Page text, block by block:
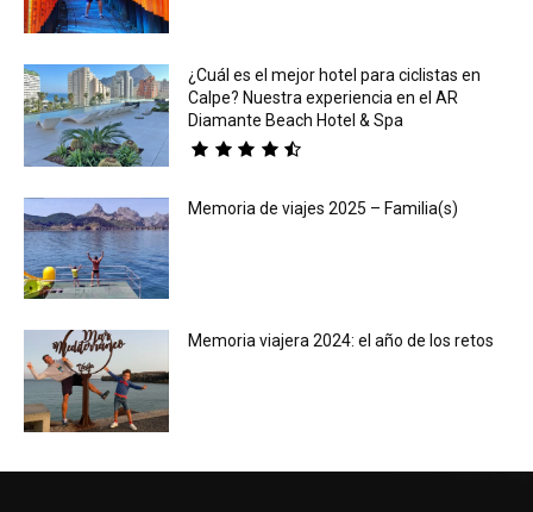
¿Cuál es el mejor hotel para ciclistas en
Calpe? Nuestra experiencia en el AR
Diamante Beach Hotel & Spa
Memoria de viajes 2025 – Familia(s)
Memoria viajera 2024: el año de los retos